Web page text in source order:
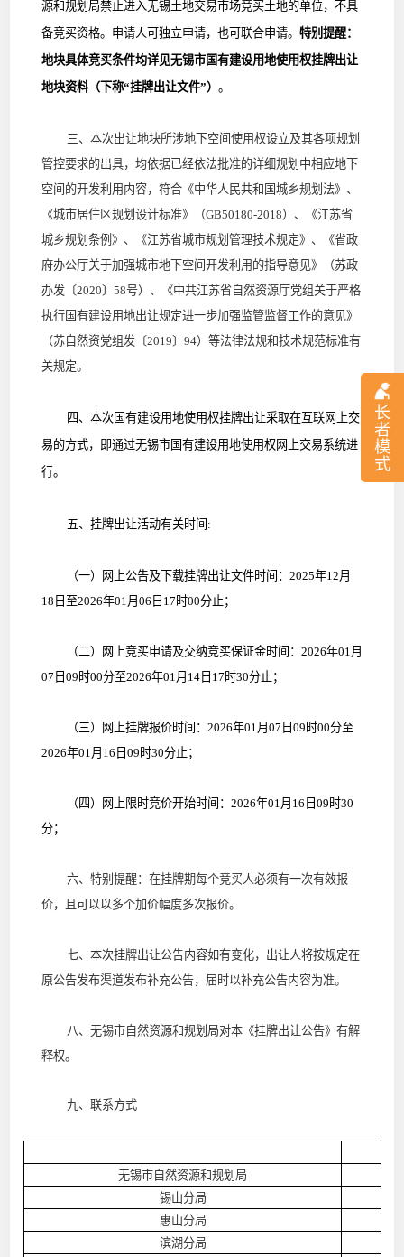
长
者
模
式
源和规划局禁止进入无锡土地交易市场竞买土地的单位，不具
备竞买资格。申请人可独立申请，也可联合申请。 特别提醒：
地块具体竞买条件均详见无锡市国有建设用地使用权挂牌出让
地块资料（下称“挂牌出让文件”） 。
三、本次出让地块所涉地下空间使用权设立及其各项规划
管控要求的出具，均依据已经依法批准的详细规划中相应地下
空间的开发利用内容，符合《中华人民共和国城乡规划法》、
《城市居住区规划设计标准》（GB50180-2018）、《江苏省
城乡规划条例》、《江苏省城市规划管理技术规定》、《省政
府办公厅关于加强城市地下空间开发利用的指导意见》（苏政
办发〔2020〕58号）、《中共江苏省自然资源厅党组关于严格
执行国有建设用地出让规定进一步加强监管监督工作的意见》
（苏自然资党组发〔2019〕94）等法律法规和技术规范标准有
关规定。
四、本次国有建设用地使用权挂牌出让采取在互联网上交
易的方式，即通过无锡市国有建设用地使用权网上交易系统进
行。
五、挂牌出让活动有关时间:
（一）网上公告及下载挂牌出让文件时间：2025年12月
18日至2026年01月06日17时00分止；
（二）网上竞买申请及交纳竞买保证金时间：2026年01月
07日09时00分至2026年01月14日17时30分止；
（三）网上挂牌报价时间：2026年01月07日09时00分至
2026年01月16日09时30分止；
（四）网上限时竞价开始时间：2026年01月16日09时30
分；
六、特别提醒：在挂牌期每个竞买人必须有一次有效报
价，且可以以多个加价幅度多次报价。
七、本次挂牌出让公告内容如有变化，出让人将按规定在
原公告发布渠道发布补充公告，届时以补充公告内容为准。
八、无锡市自然资源和规划局对本《挂牌出让公告》有解
释权。
九、联系方式
无锡市自然资源和规划局
锡山分局
惠山分局
滨湖分局